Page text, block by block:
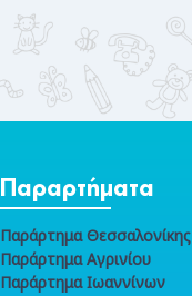
Παραρτήματα
Παράρτημα Θεσσαλονίκης
Παράρτημα Αγρινίου
Παράρτημα Ιωαννίνων